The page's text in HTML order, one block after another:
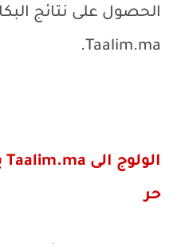
الحصول على نتائج
Taalim.ma
.
الولوج الى Taalim.ma
حر